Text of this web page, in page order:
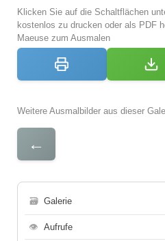
Klicken Sie auf die Schaltflächen
kostenlos zu drucken oder als PDF
Maeuse zum Ausmalen
Weitere Ausmalbilder aus dieser
←
🗃 Galerie
👁 Aufrufe